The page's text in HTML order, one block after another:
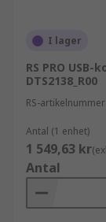
I lager
RS PRO
DTS2138_R00
RS-artikelnummer
Antal (1 enhet)
1 549,63 kr
Antal